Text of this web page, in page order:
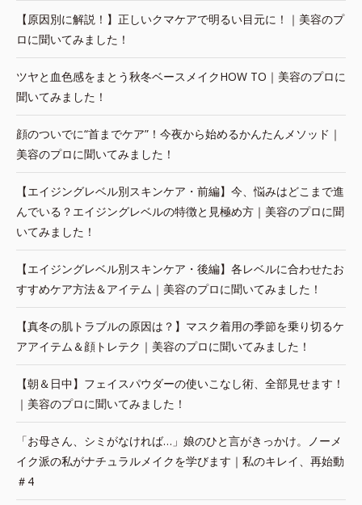
【原因別に解説！】正しいクマケアで明るい目元に！｜美容のプ
ロに聞いてみました！
ツヤと血色感をまとう秋冬ベースメイクHOW TO｜美容のプロに
聞いてみました！
顔のついでに“首までケア”！今夜から始めるかんたんメソッド｜
美容のプロに聞いてみました！
【エイジングレベル別スキンケア・前編】今、悩みはどこまで進
んでいる？エイジングレベルの特徴と見極め方｜美容のプロに聞
いてみました！
【エイジングレベル別スキンケア・後編】各レベルに合わせたお
すすめケア方法＆アイテム｜美容のプロに聞いてみました！
【真冬の肌トラブルの原因は？】マスク着用の季節を乗り切るケ
アアイテム＆顔トレテク｜美容のプロに聞いてみました！
【朝＆日中】フェイスパウダーの使いこなし術、全部見せます！
｜美容のプロに聞いてみました！
「お母さん、シミがなければ…」娘のひと言がきっかけ。ノーメ
イク派の私がナチュラルメイクを学びます｜私のキレイ、再始動
＃4